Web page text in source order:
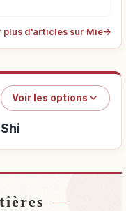
plus d'articles sur Mie→
Voir les options
Ise Shi